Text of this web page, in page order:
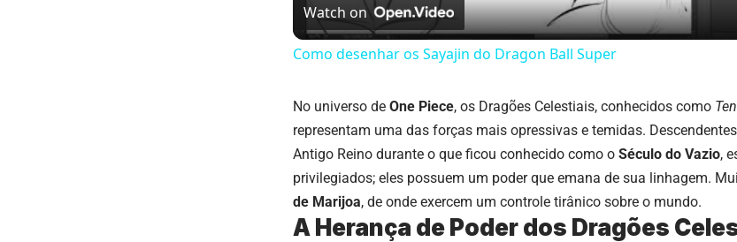
Watch on
Como desenhar os Sayajin do Dragon Ball Super
No universo de One Piece, os Dragões Celestiais, conhecidos como
representam uma das forças mais opressivas e temidas.
Antigo Reino durante o que ficou conhecido como o Século do Vazio,
privilegiados; eles possuem um poder que emana de sua linhagem.
de Marijoa, de onde exercem um controle tirânico sobre o mundo.
A Herança de Poder dos Dragões